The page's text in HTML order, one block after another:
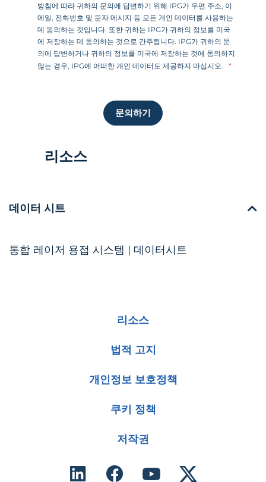
방침에 따라 귀하의 문의에 답변하기 위해 IPG가 우편 주소, 이
메일, 전화번호 및 문자 메시지 등 모든 개인 데이터를 사용하는
데 동의하는 것입니다. 또한 귀하는 IPG가 귀하의 정보를 미국
에 저장하는 데 동의하는 것으로 간주됩니다. IPG가 귀하의 문
의에 답변하거나 귀하의 정보를 미국에 저장하는 것에 동의하지
않는 경우, IPG에 어떠한 개인 데이터도 제공하지 마십시오.
문의하기
리소스
데이터 시트
통합 레이저 용접 시스템 | 데이터시트
리소스
법적 고지
개인정보 보호정책
쿠키 정책
저작권